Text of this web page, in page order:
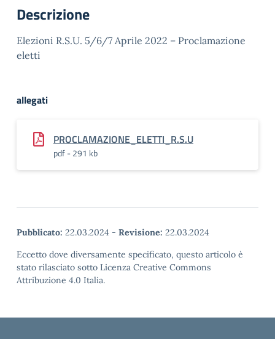
Descrizione
Elezioni R.S.U. 5/6/7 Aprile 2022 – Proclamazione
eletti
allegati
PROCLAMAZIONE_ELETTI_R.S.U
pdf - 291 kb
Pubblicato: 22.03.2024 - Revisione: 22.03.2024
Eccetto dove diversamente specificato, questo articolo è
stato rilasciato sotto Licenza Creative Commons
Attribuzione 4.0 Italia.